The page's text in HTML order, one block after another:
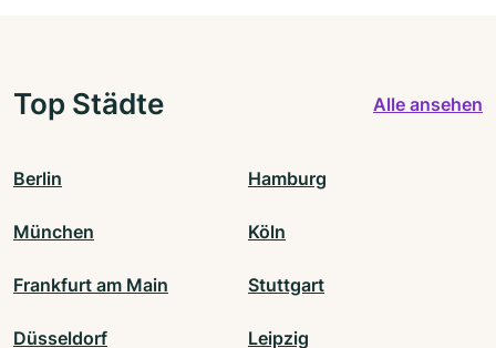
Top Städte Alle ansehen
Berlin Hamburg
München Köln
Frankfurt am Main Stuttgart
Düsseldorf Leipzig